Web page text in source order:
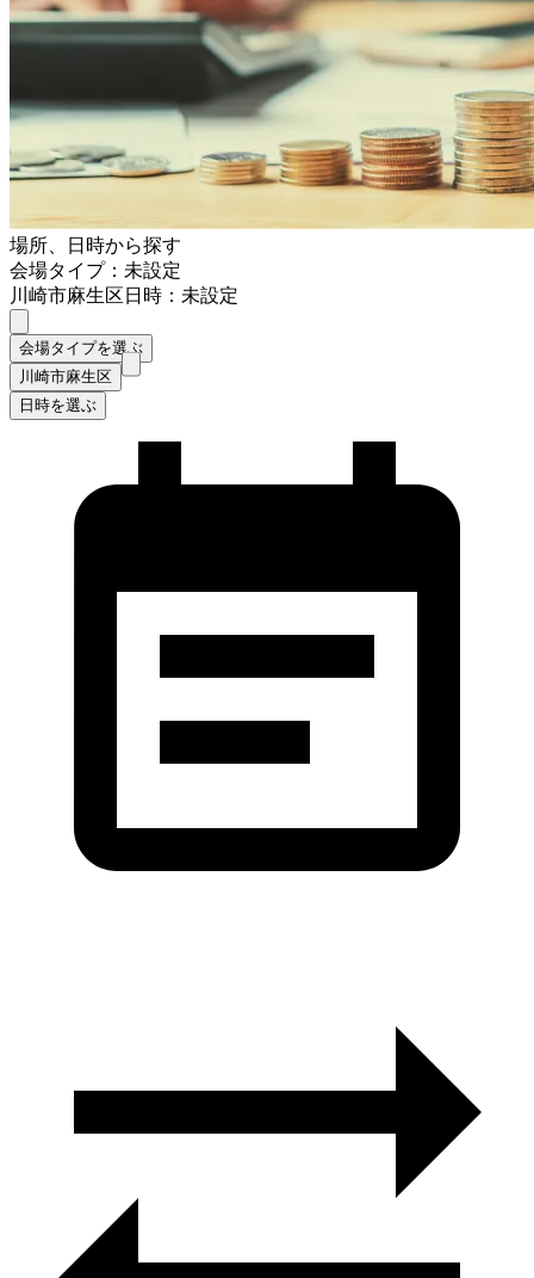
場所、日時から探す
会場タイプ：未設定
川崎市麻生区日時：未設定
会場タイプを選ぶ
川崎市麻生区
日時を選ぶ